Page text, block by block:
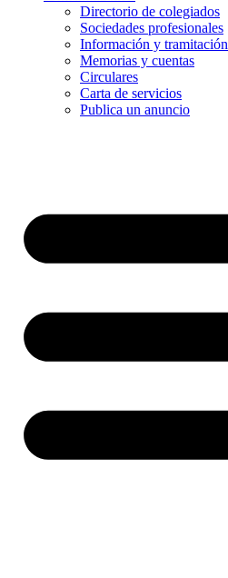
Directorio de colegiados
Sociedades profesionales
Información y tramitación
Memorias y cuentas
Circulares
Carta de servicios
Publica un anuncio